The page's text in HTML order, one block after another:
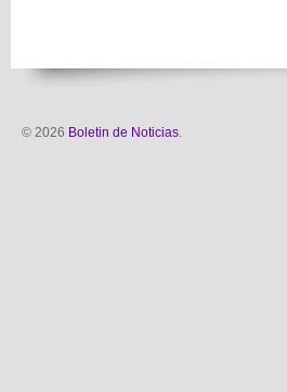
© 2026 Boletin de Noticias.